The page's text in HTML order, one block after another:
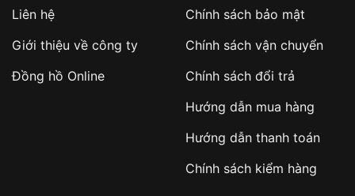
sản phẩm đặc biệt
hàng
Số tiền còn lại thanh toán khi nhận hàng hoặc
✔️ Đảm bảo xử lý đơn hàng nhanh chóng
✔️ Hạn chế tình trạng hủy đơn không mong
Liên hệ
Giới thiệu về công ty
Đồng hồ Online
Chính sách bảo mật
Chính sách vận chuyển
Chính sách đổi trả
Hướng dẫn mua hàng
Hướng dẫn thanh toán
Chính sách kiểm hàng